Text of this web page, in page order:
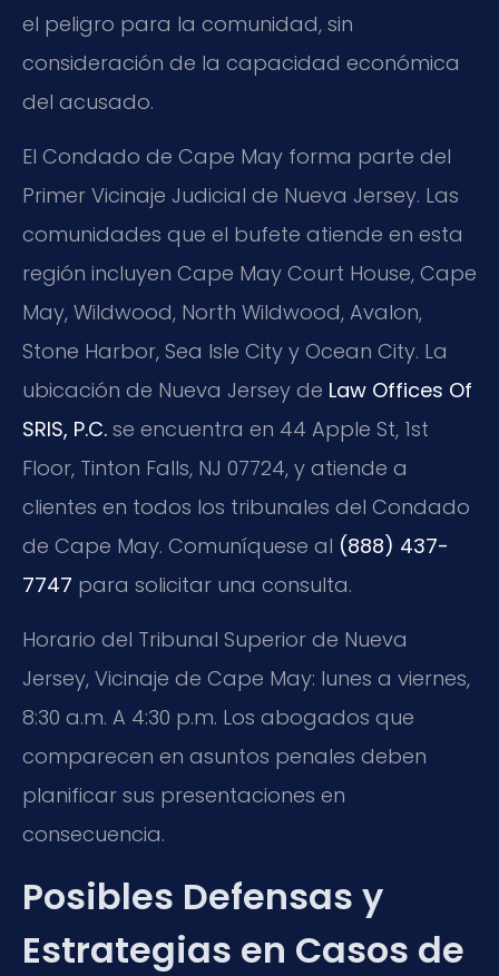
el peligro para la comunidad, sin
consideración de la capacidad económica
del acusado.
El Condado de Cape May forma parte del
Primer Vicinaje Judicial de Nueva Jersey. Las
comunidades que el bufete atiende en esta
región incluyen Cape May Court House, Cape
May, Wildwood, North Wildwood, Avalon,
Stone Harbor, Sea Isle City y Ocean City. La
ubicación de Nueva Jersey de Law Offices Of
SRIS, P.C. se encuentra en 44 Apple St, 1st
Floor, Tinton Falls, NJ 07724, y atiende a
clientes en todos los tribunales del Condado
de Cape May. Comuníquese al (888) 437-
7747 para solicitar una consulta.
Horario del Tribunal Superior de Nueva
Jersey, Vicinaje de Cape May: lunes a viernes,
8:30 a.m. A 4:30 p.m. Los abogados que
comparecen en asuntos penales deben
planificar sus presentaciones en
consecuencia.
Posibles Defensas y
Estrategias en Casos de